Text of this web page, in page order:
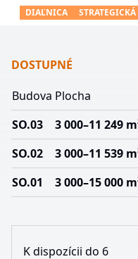
DIAĽNICA
DOSTUPNÉ
Budova Plocha
SO.03
3 000–11 249
SO.02
3 000–11 539
SO.01
3 000–15 000
K dispozícii do 6